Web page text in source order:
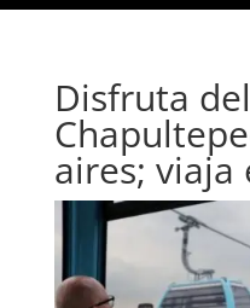
Disfruta
aires; viaja